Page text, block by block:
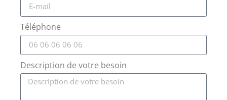
Téléphone
Description de votre besoin